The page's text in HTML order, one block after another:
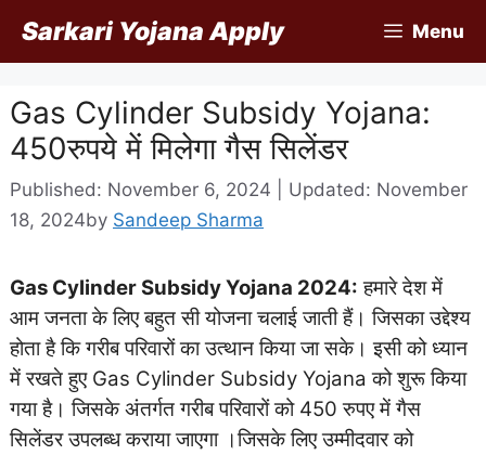
content
Sarkari Yojana Apply Menu
Gas Cylinder Subsidy Yojana:
450रुपये में मिलेगा गैस सिलेंडर
Published: November 6, 2024 | Updated: November
18, 2024by Sandeep Sharma
Gas Cylinder Subsidy Yojana 2024: हमारे देश में
आम जनता के लिए बहुत सी योजना चलाई जाती हैं। जिसका उद्देश्य
होता है कि गरीब परिवारों का उत्थान किया जा सके। इसी को ध्यान
में रखते हुए Gas Cylinder Subsidy Yojana को शुरू किया
गया है। जिसके अंतर्गत गरीब परिवारों को 450 रुपए में गैस
सिलेंडर उपलब्ध कराया जाएगा ।जिसके लिए उम्मीदवार को